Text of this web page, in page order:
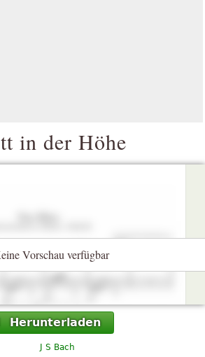
in der Höhe
Vorschau verfügbar
Herunterladen
J S Bach